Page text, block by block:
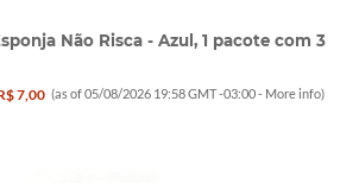
Não Risca - Azul, 1 pacote com 3
7,00 (as of 05/08/2026 19:58 GMT -03:00 - More info)